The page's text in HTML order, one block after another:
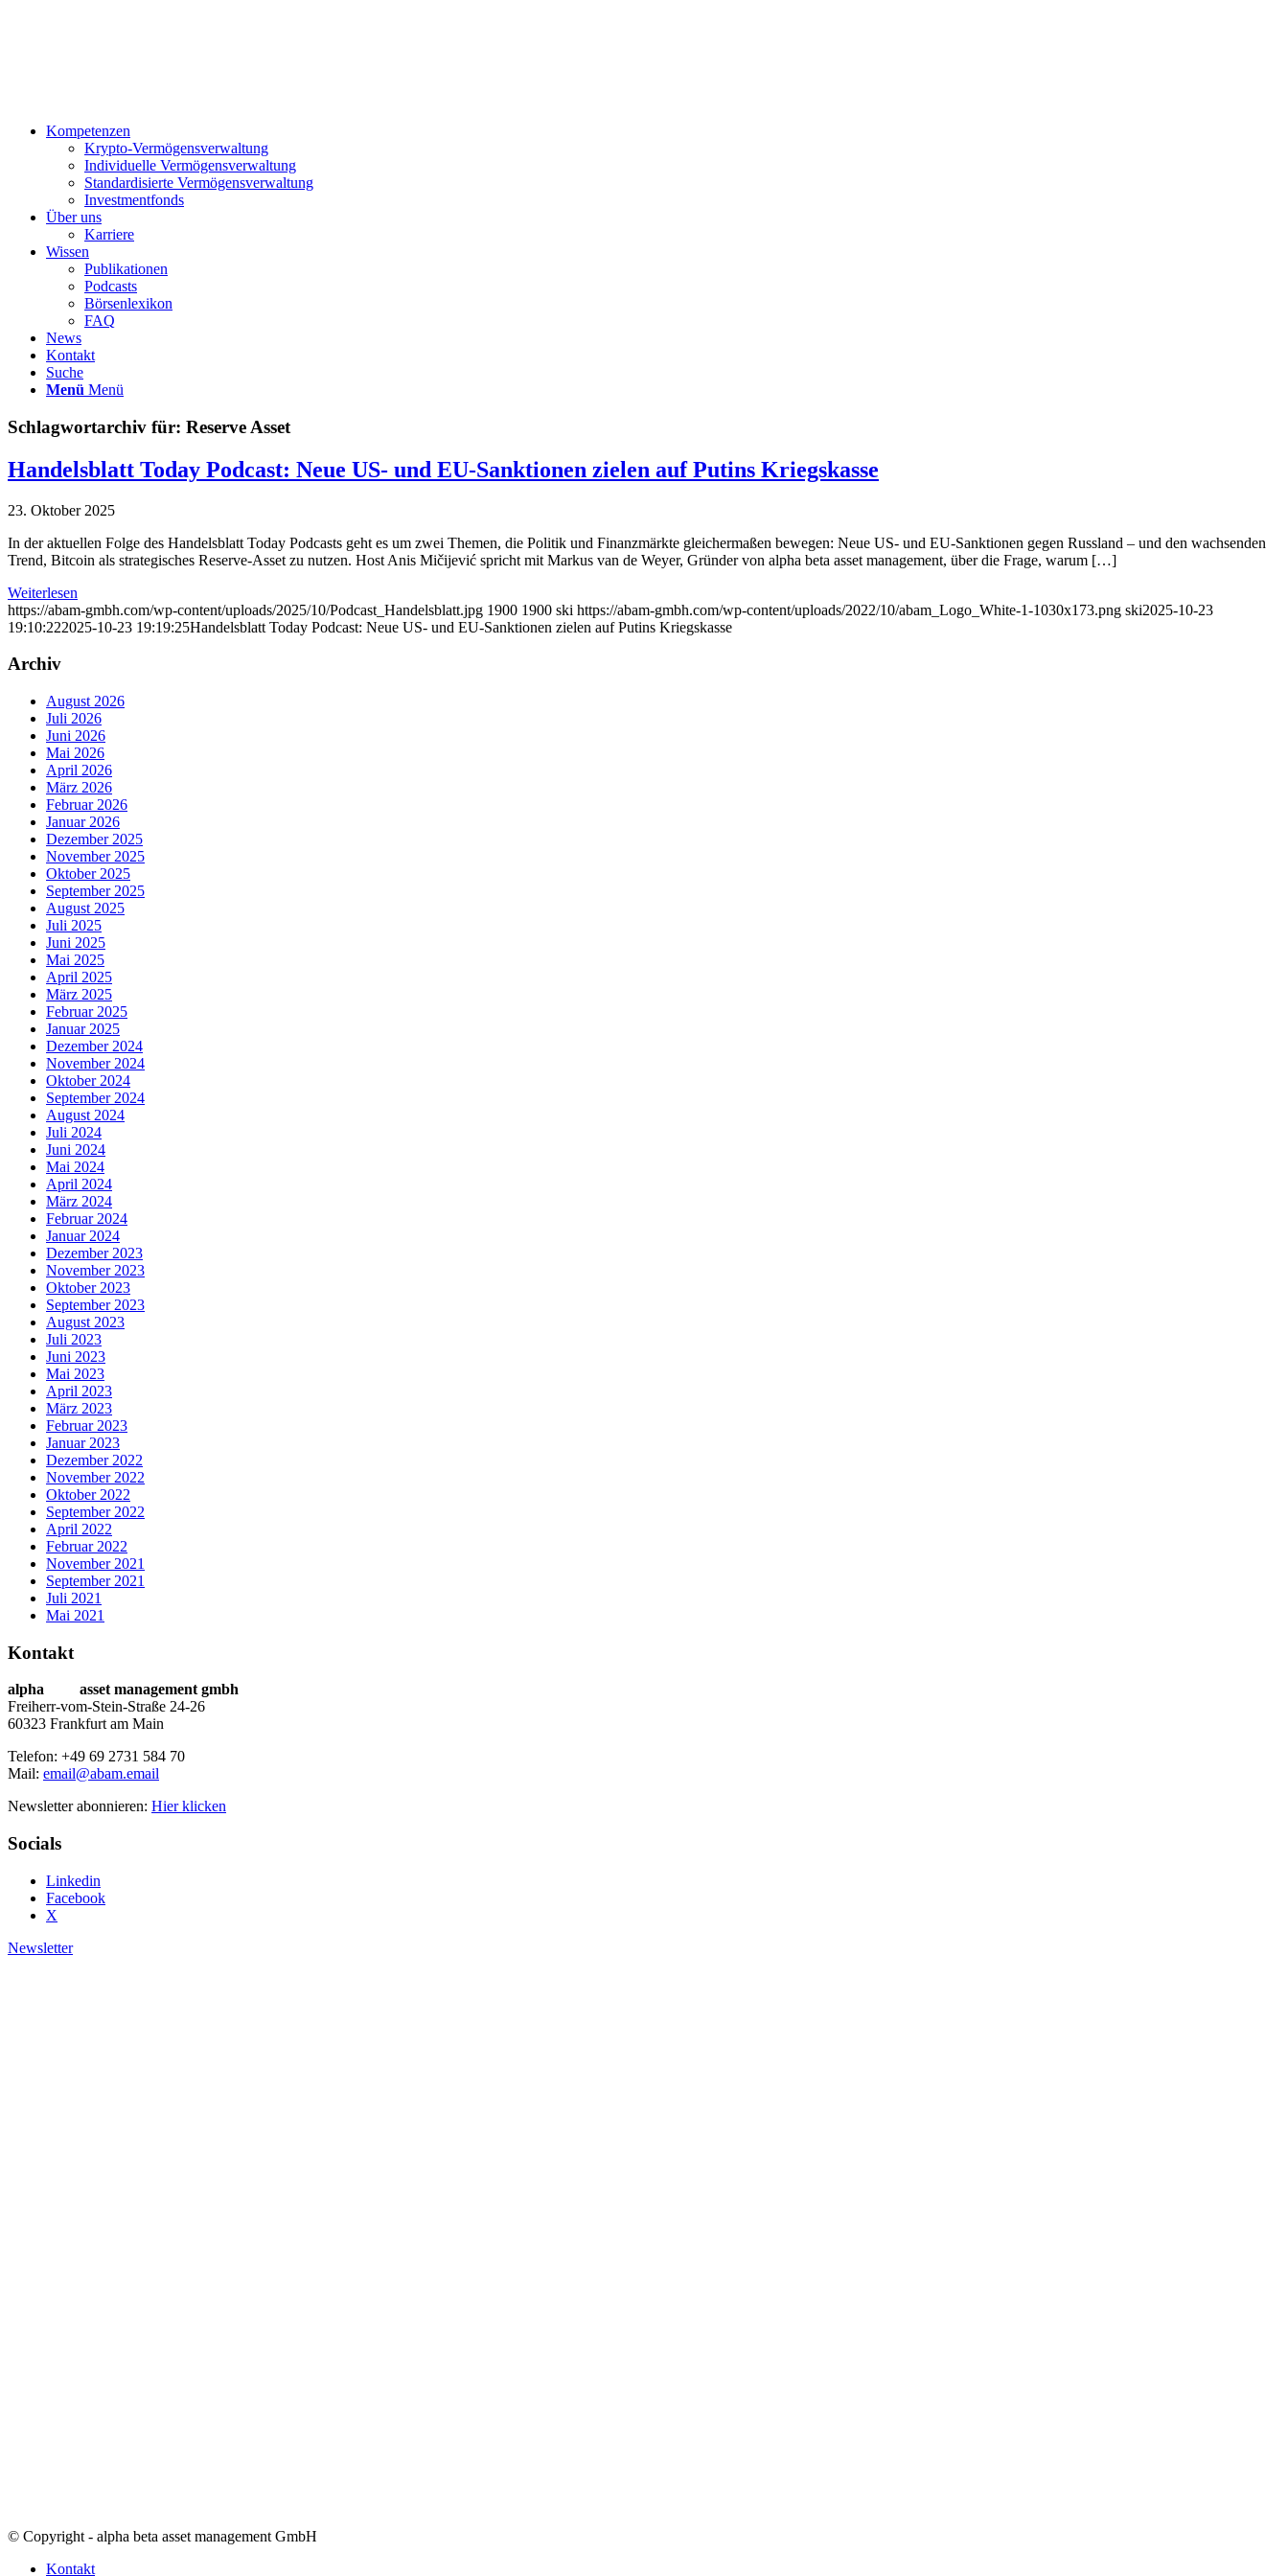
Kompetenzen
Krypto-Vermögensverwaltung
Individuelle Vermögensverwaltung
Standardisierte Vermögensverwaltung
Investmentfonds
Über uns
Karriere
Wissen
Publikationen
Podcasts
Börsenlexikon
FAQ
News
Kontakt
Suche
Menü Menü
Schlagwortarchiv für: Reserve Asset
Handelsblatt Today Podcast: Neue US- und EU-Sanktionen zielen auf Putins Kriegskasse
23. Oktober 2025
In der aktuellen Folge des Handelsblatt Today Podcasts geht es um zwei Themen, die Politik und Finanzmärkte gleichermaßen bewegen: Neue US- und EU-Sanktionen gegen Russland – und den wachsenden
Trend, Bitcoin als strategisches Reserve-Asset zu nutzen. Host Anis Mičijević spricht mit Markus van de Weyer, Gründer von alpha beta asset management, über die Frage, warum […]
Weiterlesen
https://abam-gmbh.com/wp-content/uploads/2025/10/Podcast_Handelsblatt.jpg 1900 1900 ski https://abam-gmbh.com/wp-content/uploads/2022/10/abam_Logo_White-1-1030x173.png ski2025-10-23
19:10:222025-10-23 19:19:25Handelsblatt Today Podcast: Neue US- und EU-Sanktionen zielen auf Putins Kriegskasse
Archiv
August 2026
Juli 2026
Juni 2026
Mai 2026
April 2026
März 2026
Februar 2026
Januar 2026
Dezember 2025
November 2025
Oktober 2025
September 2025
August 2025
Juli 2025
Juni 2025
Mai 2025
April 2025
März 2025
Februar 2025
Januar 2025
Dezember 2024
November 2024
Oktober 2024
September 2024
August 2024
Juli 2024
Juni 2024
Mai 2024
April 2024
März 2024
Februar 2024
Januar 2024
Dezember 2023
November 2023
Oktober 2023
September 2023
August 2023
Juli 2023
Juni 2023
Mai 2023
April 2023
März 2023
Februar 2023
Januar 2023
Dezember 2022
November 2022
Oktober 2022
September 2022
April 2022
Februar 2022
November 2021
September 2021
Juli 2021
Mai 2021
Kontakt
alpha
asset management gmbh
Freiherr-vom-Stein-Straße 24-26
60323 Frankfurt am Main
Telefon: +49 69 2731 584 70
Mail: email@abam.email
Newsletter abonnieren: Hier klicken
Socials
Linkedin
Facebook
X
Newsletter
© Copyright - alpha beta asset management GmbH
Kontakt